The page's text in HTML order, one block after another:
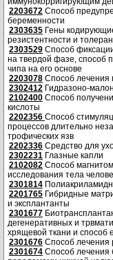
2203672 Способ
беременности
2303635 Гены
резистентности и
2303529 Способ
на твердой фазе, способ
чипа на его основе
2203078 Способ лечения
2302412 Гидразоно-
2102400 Способ
кислоты
2202356 Способ
процессов длительно
трофических язв
2202336 Средство для
2302231 Глазные капли
2102082 Способ
исследования тела
2301814
2201765 Гибридные
и эксплантанты
2301677
дегенеративных и
хрящевой ткани и способ
2301676 Способ лечения
2301674 Способ лечения